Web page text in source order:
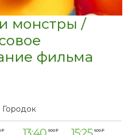
монстры /
фильма
₽ 500 ₽ 600 ₽